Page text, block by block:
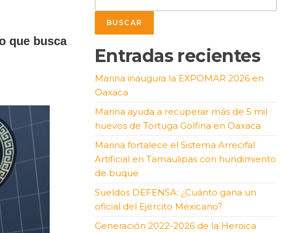
que busca
BUSCAR
Entradas recientes
Marina inaugura la EXPOMAR 2026 en
Oaxaca
Marina ayuda a recuperar más de 5 mil
huevos de Tortuga Golfina en Oaxaca
Marina fortalece el Sistema Arrecifal
Artificial en Tamaulipas con hundimiento
de buque
Sueldos DEFENSA: ¿Cuánto gana un
oficial del Ejército Mexicano?
Generación 2022-2026 de la Heroica